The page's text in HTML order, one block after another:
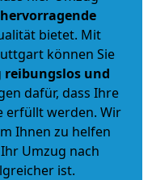
hervorragende
bietet. Mit
können Sie
reibungslos und
dafür, dass Ihre
erfüllt werden. Wir
Ihnen zu helfen
Umzug nach
ist.